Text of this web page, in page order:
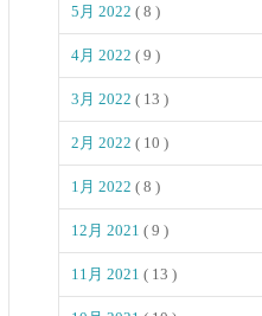
5月 2022 ( 8 )
4月 2022 ( 9 )
3月 2022 ( 13 )
2月 2022 ( 10 )
1月 2022 ( 8 )
12月 2021 ( 9 )
11月 2021 ( 13 )